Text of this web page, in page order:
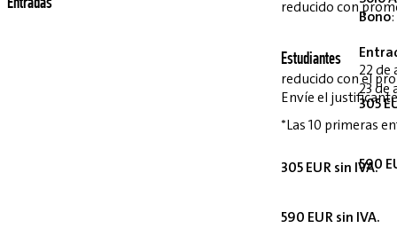
reducido con
Estudiantes
reducido con el
Envíe el
*Las 10 primeras
305 EUR sin IVA.
590 EUR sin IVA.
Entradas
Bono:
22 de
23 de
305
590